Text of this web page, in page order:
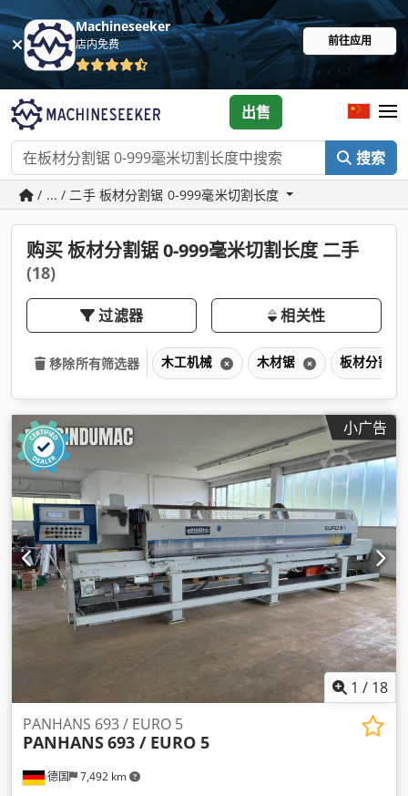
Machineseeker
店内免费 前往应用
搜索
出售
/ ... / 二手 板材分割锯 0-999毫米切割长度
购买 板材分割锯 0-999毫米切割长度 二手
(18)
过滤器 相关性
移除所有筛选器 木工机械 木材锯 板材分割
小广告
1 / 18
德国 7,492 km
PANHANS 693 / EURO 5
PANHANS693 / EURO 5